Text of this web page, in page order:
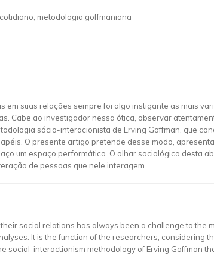
metodologia goffmaniana
em suas relações sempre foi algo instigante as mais
Cabe ao investigador nessa ótica, observar
sócio-interacionista de Erving Goffman, que
O presente artigo pretende desse modo,
um espaço performático. O olhar sociológico desta
de pessoas que nele interagem.
social relations has always been a challenge to the
It is the function of the researchers, considering
social-interactionism methodology of Erving Goffman